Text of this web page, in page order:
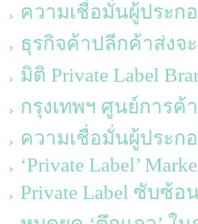
ความเชื่อมั่นผู้ประก
ธุรกิจค้าปลีกค้าส่งจ
มิติ Private Label
กรุงเทพฯ ศูนย์การค้
ความเชื่อมั่นผู้ประก
‘Private Label’
Private Label ซับซ้